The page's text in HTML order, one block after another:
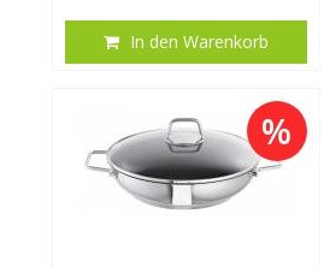
In den Warenkorb
%